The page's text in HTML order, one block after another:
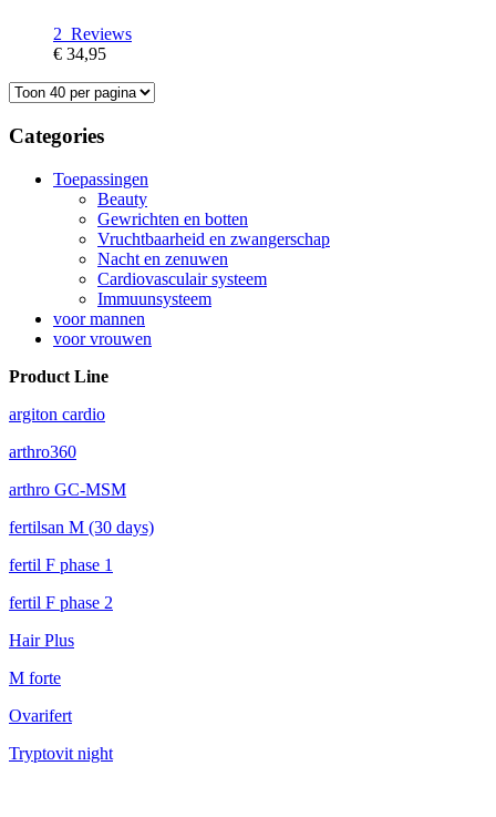
2 Reviews
€ 34,95
Categories
Toepassingen
Beauty
Gewrichten en botten
Vruchtbaarheid en zwangerschap
Nacht en zenuwen
Cardiovasculair systeem
Immuunsysteem
voor mannen
voor vrouwen
Product Line
argiton cardio
arthro360
arthro GC-MSM
fertilsan M (30 days)
fertil F phase 1
fertil F phase 2
Hair Plus
M forte
Ovarifert
Tryptovit night